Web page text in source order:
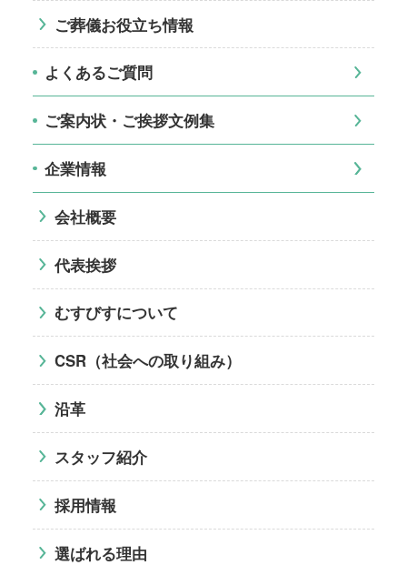
ご葬儀お役立ち情報
よくあるご質問
ご案内状・ご挨拶文例集
企業情報
会社概要
代表挨拶
むすびすについて
CSR（社会への取り組み）
沿革
スタッフ紹介
採用情報
選ばれる理由